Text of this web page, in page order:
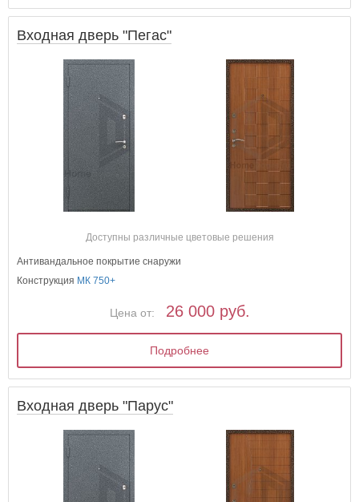
Входная дверь "Пегас"
Доступны различные цветовые решения
Антивандальное покрытие снаружи
Конструкция МК 750+
Цена от: 26 000 руб.
Подробнее
Входная дверь "Парус"